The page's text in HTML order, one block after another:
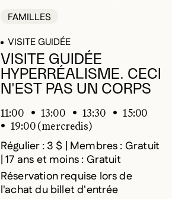
FAMILLES
VISITE GUIDÉE
VISITE GUIDÉE
HYPERRÉALISME. CECI
N'EST PAS UN CORPS
11:00 13:00 13:30
15:00
19:00 (mercredis)
Régulier : 3 $ | Membres : Gratuit
| 17 ans et moins : Gratuit
Réservation requise lors de
l'achat du billet d'entrée